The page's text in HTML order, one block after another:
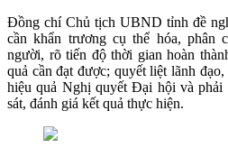
Đồng chí Chủ tịch UBND tỉnh đề
cần khẩn trương cụ thể hóa, phân
người, rõ tiến độ thời gian hoàn
quả cần đạt được; quyết liệt lãnh
hiệu quả Nghị quyết Đại hội và phải
sát, đánh giá kết quả thực hiện.